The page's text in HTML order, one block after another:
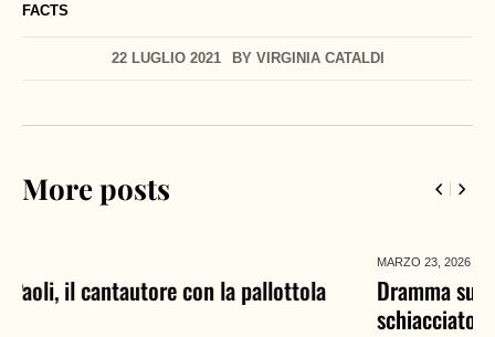
FACTS
22 LUGLIO 2021 BY VIRGINIA CATALDI
More posts
Dramma sul lavoro a Padova: operaio 22enne
schiacciato da un macchinario a Selvazzano Dentro